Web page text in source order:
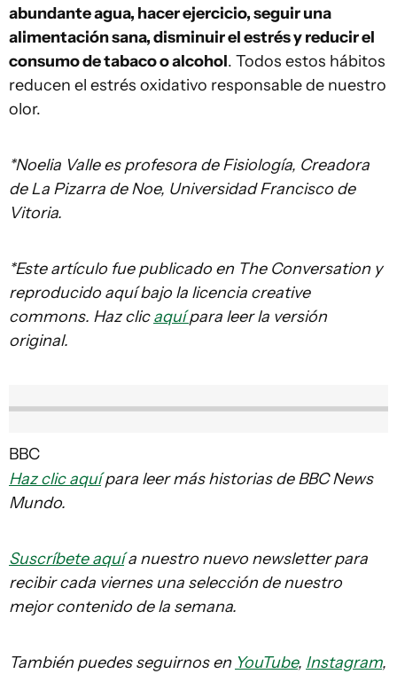
abundante agua, hacer ejercicio, seguir una
alimentación sana, disminuir el estrés y reducir el
consumo de tabaco o alcohol. Todos estos hábitos
reducen el estrés oxidativo responsable de nuestro
olor.
*Noelia Valle es profesora de Fisiología, Creadora
de La Pizarra de Noe, Universidad Francisco de
Vitoria.
*Este artículo fue publicado en The Conversation y
reproducido aquí bajo la licencia creative
commons. Haz clicaquípara leer la versión
original.
BBC
Haz clic aquípara leer más historias de BBC News
Mundo.
Suscríbete aquía nuestro nuevo newsletter para
recibir cada viernes una selección de nuestro
mejor contenido de la semana.
También puedes seguirnos en YouTube, Instagram,